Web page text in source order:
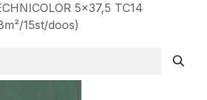
5x37,5 TC14
15st/doos)